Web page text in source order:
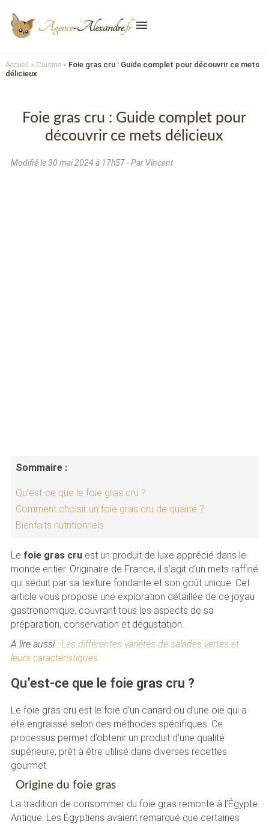
menu
Accueil » Cuisine» Foie gras cru : Guide complet pour découvrir ce mets
délicieux
Foie gras cru : Guide complet pour
découvrir ce mets délicieux
Modifié le30 mai 2024 à 17h57- Par Vincent
Sommaire :
Qu’est-ce que le foie gras cru ?
Comment choisir un foie gras cru de qualité ?
Bienfaits nutritionnels
Le foie gras cruest un produit de luxe apprécié dans le
monde entier. Originaire de France, il s’agit d’un mets raffiné
qui séduit par sa texture fondante et son goût unique. Cet
article vous propose une exploration détaillée de ce joyau
gastronomique, couvrant tous les aspects de sa
préparation, conservation et dégustation.
A lire aussi : Les différentes variétés de salades vertes et
leurs caractéristiques
Qu’est-ce que le foie gras cru ?
Le foie gras cru est le foie d’un canard ou d’une oie qui a
été engraissé selon des méthodes spécifiques. Ce
processus permet d’obtenir un produit d’une qualité
supérieure, prêt à être utilisé dans diverses recettes
gourmet.
Origine du foie gras
La tradition de consommer du foie gras remonte à l’Égypte
Antique. Les Égyptiens avaient remarqué que certaines